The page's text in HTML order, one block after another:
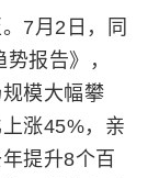
7月2日，同
报告》，
模大幅攀
涨45%，亲
提升8个百